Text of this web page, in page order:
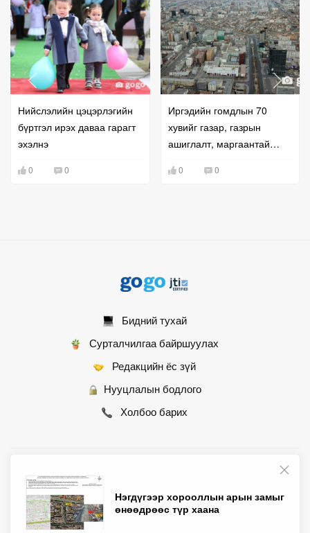
Нэгдүгээр хорооллын арын замыг
өнөөдрөөс түр хаана
Нийслэлийн цэцэрлэгийн
бүртгэл ирэх даваа гарагт
эхэлнэ
0 0
Иргэдийн гомдлын 70
хувийг газар, газрын
ашиглалт, маргаантай
эзэлжээ
0 0
Бидний тухай
Сурталчилгаа байршуулах
Редакцийн ёс зүй
Нууцлалын бодлого
Холбоо барих
© 2007 - 2026 Монгол Контент ХХК • Бүх эрх хуулиар хамгаалагдсан